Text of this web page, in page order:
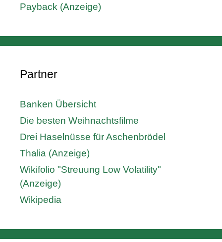
Payback (Anzeige)
Partner
Banken Übersicht
Die besten Weihnachtsfilme
Drei Haselnüsse für Aschenbrödel
Thalia (Anzeige)
Wikifolio "Streuung Low Volatility"
(Anzeige)
Wikipedia